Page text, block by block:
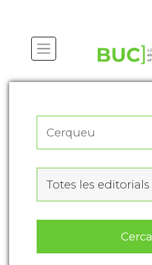
Totes les editorials
Cerca